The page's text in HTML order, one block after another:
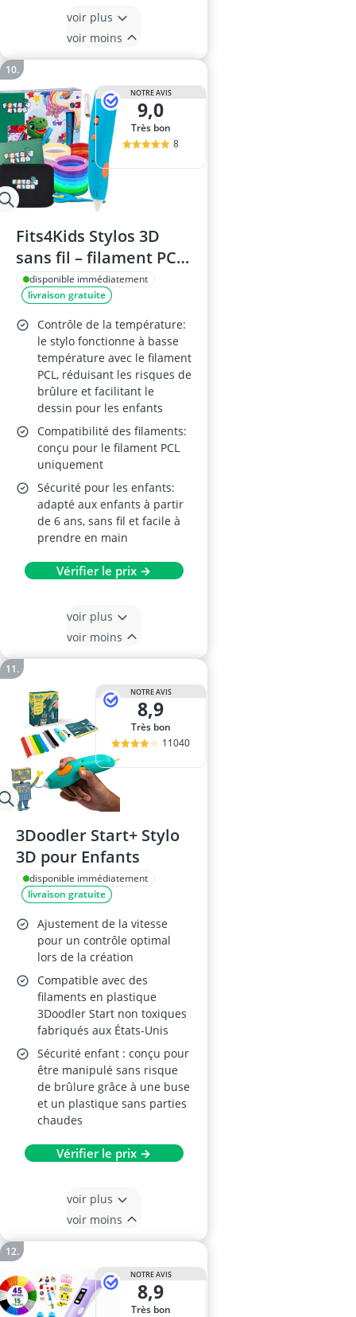
voir plus
voir moins
NOTRE AVIS
9,0
Très bon
8
Fits4Kids Stylos 3D
sans fil – filament PCL
60 m, USB-C, basse
température, mallette
XL – Kit de démarrage
bleu
disponible immédiatement
livraison gratuite
Contrôle de la température:
le stylo fonctionne à basse
température avec le filament
PCL, réduisant les risques de
brûlure et facilitant le
dessin pour les enfants
Compatibilité des filaments:
conçu pour le filament PCL
uniquement
Sécurité pour les enfants:
adapté aux enfants à partir
de 6 ans, sans fil et facile à
prendre en main
Vérifier le prix →
voir plus
voir moins
NOTRE AVIS
8,9
Très bon
11040
3Doodler Start+ Stylo
3D pour Enfants
disponible immédiatement
livraison gratuite
Ajustement de la vitesse
pour un contrôle optimal
lors de la création
Compatible avec des
filaments en plastique
3Doodler Start non toxiques
fabriqués aux États-Unis
Sécurité enfant : conçu pour
être manipulé sans risque
de brûlure grâce à une buse
et un plastique sans parties
chaudes
Vérifier le prix →
voir plus
voir moins
NOTRE AVIS
8,9
Très bon